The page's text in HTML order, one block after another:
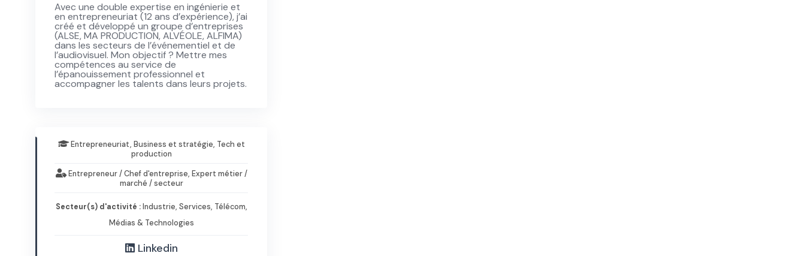
Avec une double expertise en ingénierie et
en entrepreneuriat (12 ans d’expérience), j’ai
créé et développé un groupe d’entreprises
(ALSE, MA PRODUCTION, ALVÉOLE, ALFIMA)
dans les secteurs de l’événementiel et de
l’audiovisuel. Mon objectif ? Mettre mes
compétences au service de
l’épanouissement professionnel et
accompagner les talents dans leurs projets.
Entrepreneuriat, Business et stratégie, Tech et
production
Entrepreneur / Chef d'entreprise, Expert métier /
marché / secteur
Secteur(s) d'activité : Industrie, Services, Télécom,
Médias & Technologies
Linkedin